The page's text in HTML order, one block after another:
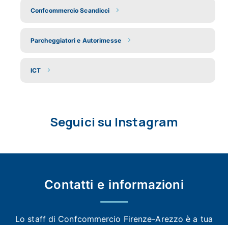
Confcommercio Scandicci
Parcheggiatori e Autorimesse
ICT
Seguici su Instagram
Contatti e informazioni
Lo staff di Confcommercio Firenze-Arezzoè a tua